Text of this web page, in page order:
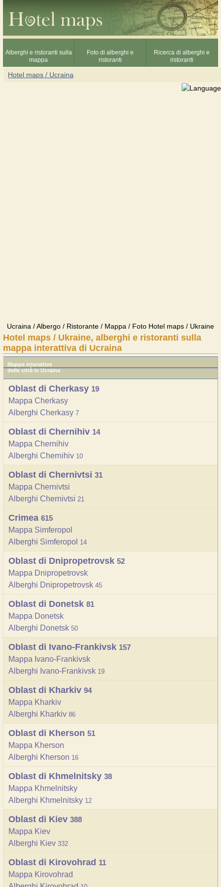
Alberghi e ristoranti sulla
mappa
Foto di alberghi e
ristoranti
Ricerca di alberghi e
ristoranti
Hotel maps / Ucraina
Ucraina / Albergo / Ristorante / Mappa / Foto Hotel maps / Ukraine
Hotel maps / Ukraine, alberghi e ristoranti sulla
mappa interattiva di Ucraina
Mappe interattive
delle città in Ucraina
Oblast di Cherkasy 19
Mappa Cherkasy
Alberghi Cherkasy 7
Oblast di Chernihiv 14
Mappa Chernihiv
Alberghi Chernihiv 10
Oblast di Chernivtsi 31
Mappa Chernivtsi
Alberghi Chernivtsi 21
Crimea 615
Mappa Simferopol
Alberghi Simferopol 14
Oblast di Dnipropetrovsk 52
Mappa Dnipropetrovsk
Alberghi Dnipropetrovsk 45
Oblast di Donetsk 81
Mappa Donetsk
Alberghi Donetsk 50
Oblast di Ivano-Frankivsk 157
Mappa Ivano-Frankivsk
Alberghi Ivano-Frankivsk 19
Oblast di Kharkiv 94
Mappa Kharkiv
Alberghi Kharkiv 86
Oblast di Kherson 51
Mappa Kherson
Alberghi Kherson 16
Oblast di Khmelnitsky 38
Mappa Khmelnitsky
Alberghi Khmelnitsky 12
Oblast di Kiev 388
Mappa Kiev
Alberghi Kiev 332
Oblast di Kirovohrad 11
Mappa Kirovohrad